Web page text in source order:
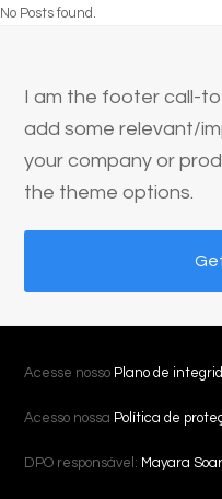
No Posts found.
I am the footer call-
add some relevant/
your company or
the theme options.
Acesse nosso Plano de
Acesso nossa Política de
DPO responsável: Mayara